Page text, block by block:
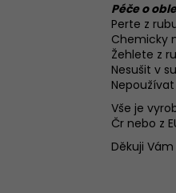
Péče o
Perte z
Chemicky
Žehlete z
Nesušit v
Vše je
Čr nebo z
Děkuji